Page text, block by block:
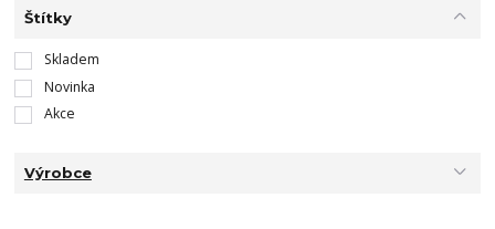
Štítky
Skladem
Novinka
Akce
Výrobce